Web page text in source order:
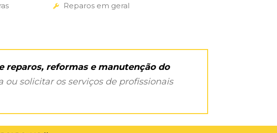
Reparos em geral
reparos, reformas e manutenção do
solicitar os serviços de profissionais